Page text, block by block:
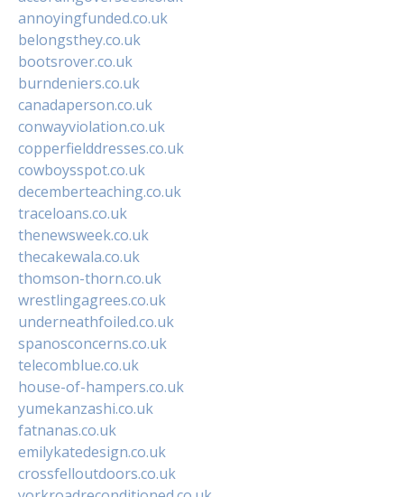
annoyingfunded.co.uk
belongsthey.co.uk
bootsrover.co.uk
burndeniers.co.uk
canadaperson.co.uk
conwayviolation.co.uk
copperfielddresses.co.uk
cowboysspot.co.uk
decemberteaching.co.uk
traceloans.co.uk
thenewsweek.co.uk
thecakewala.co.uk
thomson-thorn.co.uk
wrestlingagrees.co.uk
underneathfoiled.co.uk
spanosconcerns.co.uk
telecomblue.co.uk
house-of-hampers.co.uk
yumekanzashi.co.uk
fatnanas.co.uk
emilykatedesign.co.uk
crossfelloutdoors.co.uk